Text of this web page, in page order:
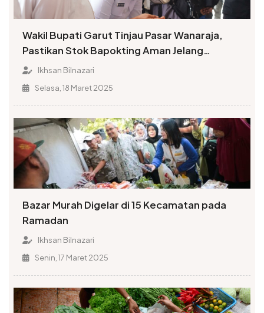
Wakil Bupati Garut Tinjau Pasar Wanaraja,
Pastikan Stok Bapokting Aman Jelang
Lebaran
Ikhsan Bilnazari
Selasa, 18 Maret 2025
Bazar Murah Digelar di 15 Kecamatan pada
Ramadan
Ikhsan Bilnazari
Senin, 17 Maret 2025